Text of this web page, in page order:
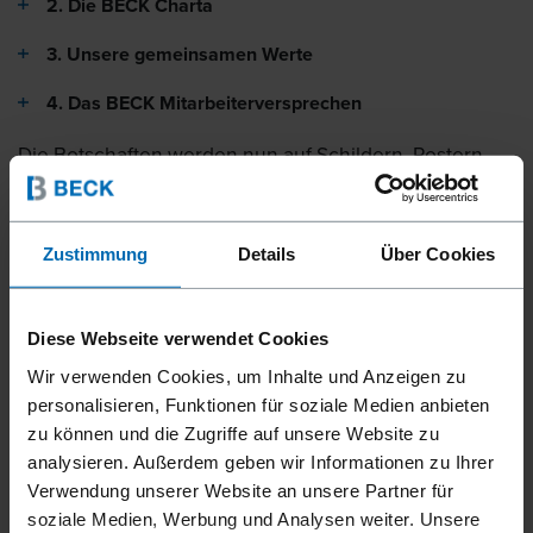
Zustimmung Details Über Cookies
Diese Webseite verwendet Cookies
Wir verwenden Cookies, um Inhalte und Anzeigen zu
personalisieren, Funktionen für soziale Medien anbieten
zu können und die Zugriffe auf unsere Website zu
analysieren. Außerdem geben wir Informationen zu Ihrer
Verwendung unserer Website an unsere Partner für
soziale Medien, Werbung und Analysen weiter. Unsere
3. Unsere gemeinsamen Werte
4. Das BECK Mitarbeiterversprechen
Die Botschaften werden nun auf Schildern, Postern
und Tischaufstellern im gesamten Unternehmen
kommuniziert. Inhalte und Materialien wurden in einer
internen Kick-Off-Veranstaltung präsentiert, während
der alle Workshopteilnehmer die BECK Charta
unterschrieben. Ab sofort ist diese als rund vier Mal
eineinhalb Meter große Tafel an prominenter Stelle im
Unternehmen zu finden. Auch in weiteren Bereichen
des Firmenareals werden die Inhalte präsent sein.
Darüber hinaus wurde das Marken-Paket an alle
Abteilungs-, Gruppen- und Teamleiter übergeben, die